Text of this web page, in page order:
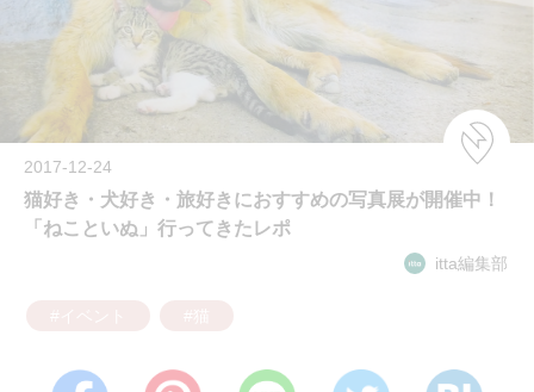
2017-12-24
猫好き・犬好き・旅好きにおすすめの写真展が開催中！
「ねこといぬ」行ってきたレポ
itta編集部